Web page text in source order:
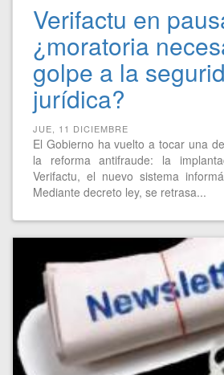
Verifactu en
¿moratoria
golpe a la
jurídica?
JUE, 11 DICIEMBRE
El Gobierno ha vuelto a tocar una
la reforma antifraude: la
Verifactu, el nuevo sistema
Mediante decreto ley, se retrasa...